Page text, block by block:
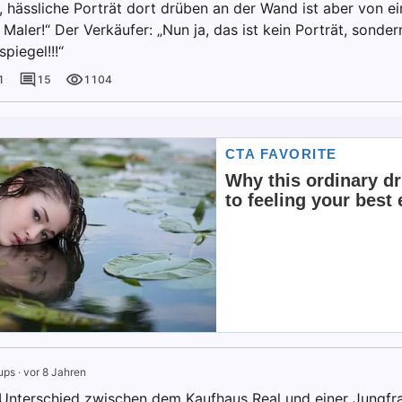
hässliche Porträt dort drüben an der Wand ist aber von
Der Verkäufer: „Nun ja, das ist kein Porträt,
15 1104
· vor 8 Jahren
zwischen dem Kaufhaus Real und einer